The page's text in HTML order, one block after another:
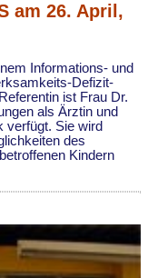
am 26. April,
Informations- und
Defizit-
ist Frau Dr.
als Ärztin und
verfügt. Sie wird
des
Kindern